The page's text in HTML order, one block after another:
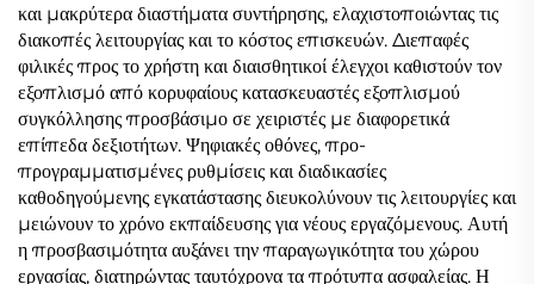
και μακρύτερα διαστήματα συντήρησης, ελαχιστοποιώντας τις
διακοπές λειτουργίας και το κόστος επισκευών. Διεπαφές
φιλικές προς το χρήστη και διαισθητικοί έλεγχοι καθιστούν τον
εξοπλισμό από κορυφαίους κατασκευαστές εξοπλισμού
συγκόλλησης προσβάσιμο σε χειριστές με διαφορετικά
επίπεδα δεξιοτήτων. Ψηφιακές οθόνες, προ-
προγραμματισμένες ρυθμίσεις και διαδικασίες
καθοδηγούμενης εγκατάστασης διευκολύνουν τις λειτουργίες και
μειώνουν το χρόνο εκπαίδευσης για νέους εργαζόμενους. Αυτή
η προσβασιμότητα αυξάνει την παραγωγικότητα του χώρου
εργασίας, διατηρώντας ταυτόχρονα τα πρότυπα ασφαλείας. Η